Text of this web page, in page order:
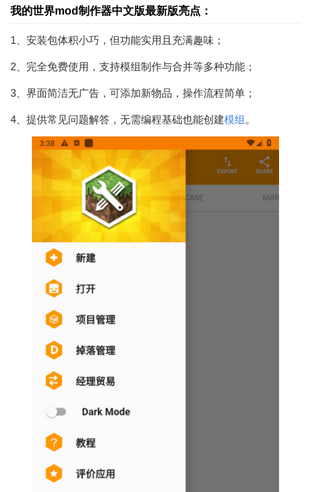
我的世界mod制作器中文版最新版亮点：
1、安装包体积小巧，但功能实用且充满趣味；
2、完全免费使用，支持模组制作与合并等多种功能；
3、界面简洁无广告，可添加新物品，操作流程简单；
4、提供常见问题解答，无需编程基础也能创建模组 。